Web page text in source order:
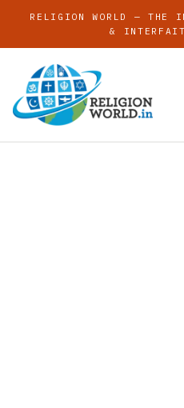
RELIGION WORLD — THE
&